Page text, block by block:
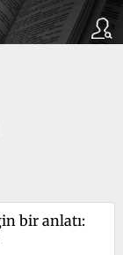
bir anlatı: